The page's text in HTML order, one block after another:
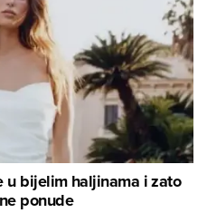
u bijelim haljinama i zato
ponude